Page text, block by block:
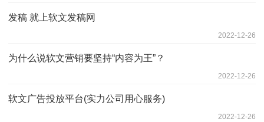
发稿 就上软文发稿网
2022-12-26
为什么说软文营销要坚持“内容为王”？
2022-12-26
软文广告投放平台(实力公司用心服务)
2022-12-26